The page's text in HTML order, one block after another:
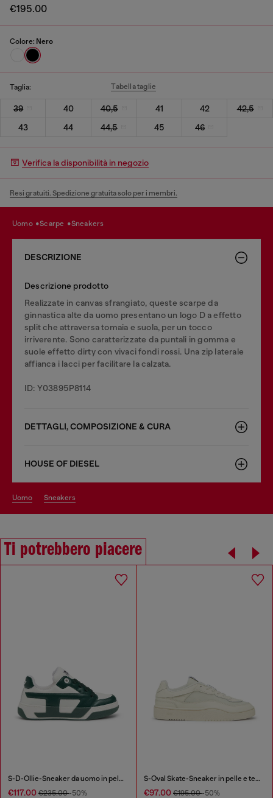
€195.00
Colore: Nero
Taglia: Tabella taglie
39 40 40,5 41 42
42,5
43
44 44,5 45 46
Verifica la disponibilità in negozio
Resi gratuiti. Spedizione gratuita solo per i membri.
uomo scarpe sneakers
DESCRIZIONE
Descrizione prodotto
Realizzate in canvas sfrangiato, queste scarpe da
ginnastica alte da uomo presentano un logo D a effetto
split che attraversa tomaia e suola, per un tocco
irriverente. Sono caratterizzate da puntali in gomma e
suole effetto dirty con vivaci fondi rossi. Una zip laterale
affianca i lacci per facilitare la calzata.
ID: Y03895P8114
DETTAGLI, COMPOSIZIONE & CURA
HOUSE OF DIESEL
uomo sneakers
Ti potrebbero piacere
S-D-Ollie-Sneaker da uomo in pelle color block
€117.00 €235.00-50%
S-Oval Skate-Sneaker in pelle e tessuto
€97.00 €195.00-50%